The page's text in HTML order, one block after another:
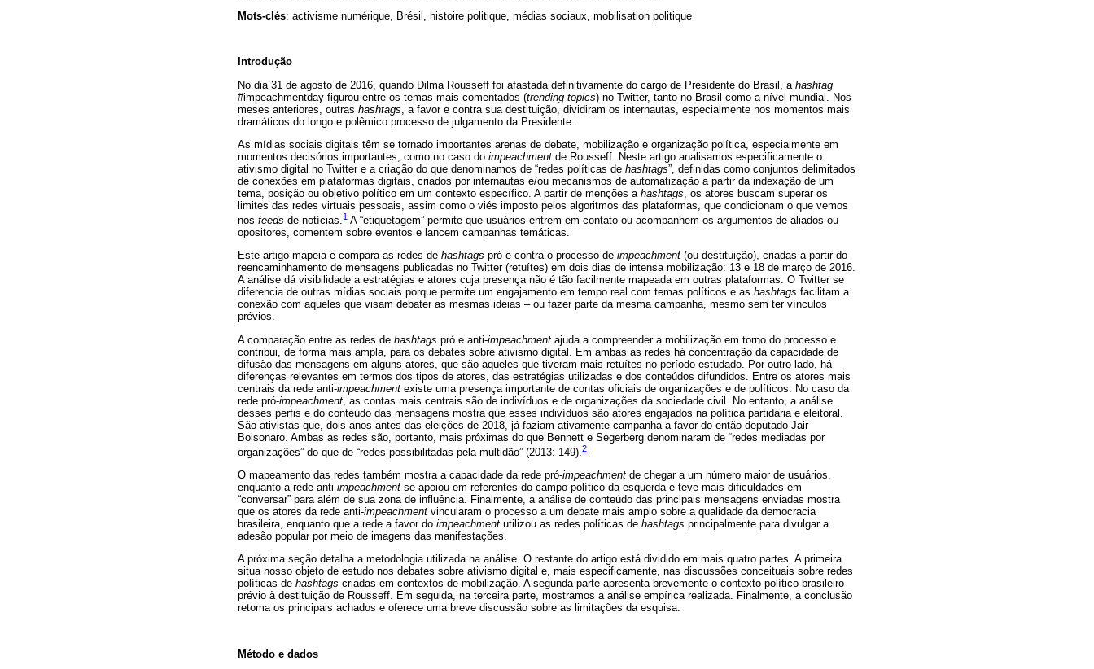
Mots-clés: activisme numérique, Brésil, histoire politique, médias sociaux, mobilisation politique
Introdução
No dia 31 de agosto de 2016, quando Dilma Rousseff foi afastada definitivamente do cargo de Presidente do Brasil, a hashtag
#impeachmentday figurou entre os temas mais comentados (trending topics) no Twitter, tanto no Brasil como a nível mundial. Nos
meses anteriores, outras hashtags , a favor e contra sua destituição, dividiram os internautas, especialmente nos momentos mais
dramáticos do longo e polêmico processo de julgamento da Presidente.
As mídias sociais digitais têm se tornado importantes arenas de debate, mobilização e organização política, especialmente em
momentos decisórios importantes, como no caso do impeachment de Rousseff. Neste artigo analisamos especificamente o
ativismo digital no Twitter e a criação do que denominamos de “redes políticas de hashtags”, definidas como conjuntos delimitados
de conexões em plataformas digitais, criados por internautas e/ou mecanismos de automatização a partir da indexação de um
tema, posição ou objetivo político em um contexto específico. A partir de menções a hashtags , os atores buscam superar os
limites das redes virtuais pessoais, assim como o viés imposto pelos algoritmos das plataformas, que condicionam o que vemos
nos feeds de notícias.1 A “etiquetagem” permite que usuários entrem em contato ou acompanhem os argumentos de aliados ou
opositores, comentem sobre eventos e lancem campanhas temáticas.
Este artigo mapeia e compara as redes de hashtags pró e contra o processo de impeachment (ou destituição), criadas a partir do
reencaminhamento de mensagens publicadas no Twitter (retuítes) em dois dias de intensa mobilização: 13 e 18 de março de 2016.
A análise dá visibilidade a estratégias e atores cuja presença não é tão facilmente mapeada em outras plataformas. O Twitter se
diferencia de outras mídias sociais porque permite um engajamento em tempo real com temas políticos e as hashtags facilitam a
conexão com aqueles que visam debater as mesmas ideias – ou fazer parte da mesma campanha, mesmo sem ter vínculos
prévios.
A comparação entre as redes de hashtags pró e anti-impeachment ajuda a compreender a mobilização em torno do processo e
contribui, de forma mais ampla, para os debates sobre ativismo digital. Em ambas as redes há concentração da capacidade de
difusão das mensagens em alguns atores, que são aqueles que tiveram mais retuítes no período estudado. Por outro lado, há
diferenças relevantes em termos dos tipos de atores, das estratégias utilizadas e dos conteúdos difundidos. Entre os atores mais
centrais da rede anti-impeachment existe uma presença importante de contas oficiais de organizações e de políticos. No caso da
rede pró-impeachment , as contas mais centrais são de indivíduos e de organizações da sociedade civil. No entanto, a análise
desses perfis e do conteúdo das mensagens mostra que esses indivíduos são atores engajados na política partidária e eleitoral.
São ativistas que, dois anos antes das eleições de 2018, já faziam ativamente campanha a favor do então deputado Jair
Bolsonaro. Ambas as redes são, portanto, mais próximas do que Bennett e Segerberg denominaram de “redes mediadas por
organizações” do que de “redes possibilitadas pela multidão” (2013: 149). 2
O mapeamento das redes também mostra a capacidade da rede pró-impeachment de chegar a um número maior de usuários,
enquanto a rede anti-impeachment se apoiou em referentes do campo político da esquerda e teve mais dificuldades em
“conversar” para além de sua zona de influência. Finalmente, a análise de conteúdo das principais mensagens enviadas mostra
que os atores da rede anti-impeachment vincularam o processo a um debate mais amplo sobre a qualidade da democracia
brasileira, enquanto que a rede a favor do impeachment utilizou as redes políticas de hashtags principalmente para divulgar a
adesão popular por meio de imagens das manifestações.
A próxima seção detalha a metodologia utilizada na análise. O restante do artigo está dividido em mais quatro partes. A primeira
situa nosso objeto de estudo nos debates sobre ativismo digital e, mais especificamente, nas discussões conceituais sobre redes
políticas de hashtags criadas em contextos de mobilização. A segunda parte apresenta brevemente o contexto político brasileiro
prévio à destituição de Rousseff. Em seguida, na terceira parte, mostramos a análise empírica realizada. Finalmente, a conclusão
retoma os principais achados e oferece uma breve discussão sobre as limitações da esquisa.
Método e dados